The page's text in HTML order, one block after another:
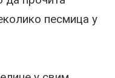
песмица у